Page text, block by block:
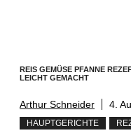
REIS GEMÜSE PFANNE
LEICHT GEMACHT
Arthur Schneider 4.
HAUPTGERICHTE